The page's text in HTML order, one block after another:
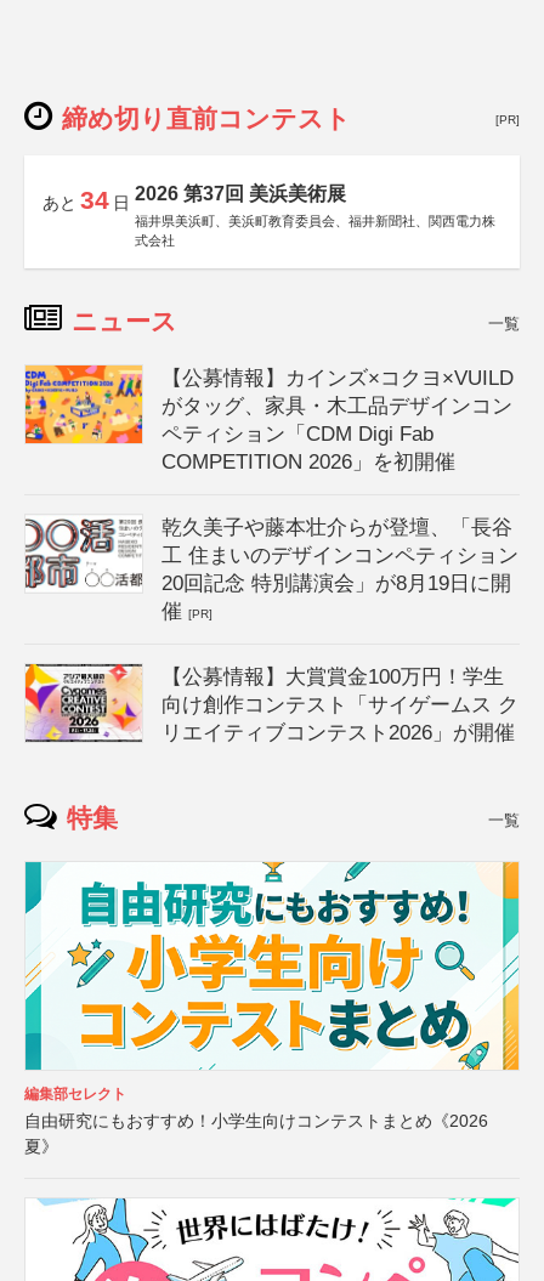
締め切り直前コンテスト [PR]
あと 34 日 2026 第37回 美浜美術展
福井県美浜町、美浜町教育委員会、福井新聞社、関西電力株
式会社
ニュース 一覧
【公募情報】カインズ×コクヨ×VUILD
がタッグ、家具・木工品デザインコン
ペティション「CDM Digi Fab
COMPETITION 2026」を初開催
乾久美子や藤本壮介らが登壇、「長谷
工 住まいのデザインコンペティション
20回記念 特別講演会」が8月19日に開
催[PR]
【公募情報】大賞賞金100万円！学生
向け創作コンテスト「サイゲームス ク
リエイティブコンテスト2026」が開催
特集 一覧
編集部セレクト
自由研究にもおすすめ！小学生向けコンテストまとめ《2026
夏》